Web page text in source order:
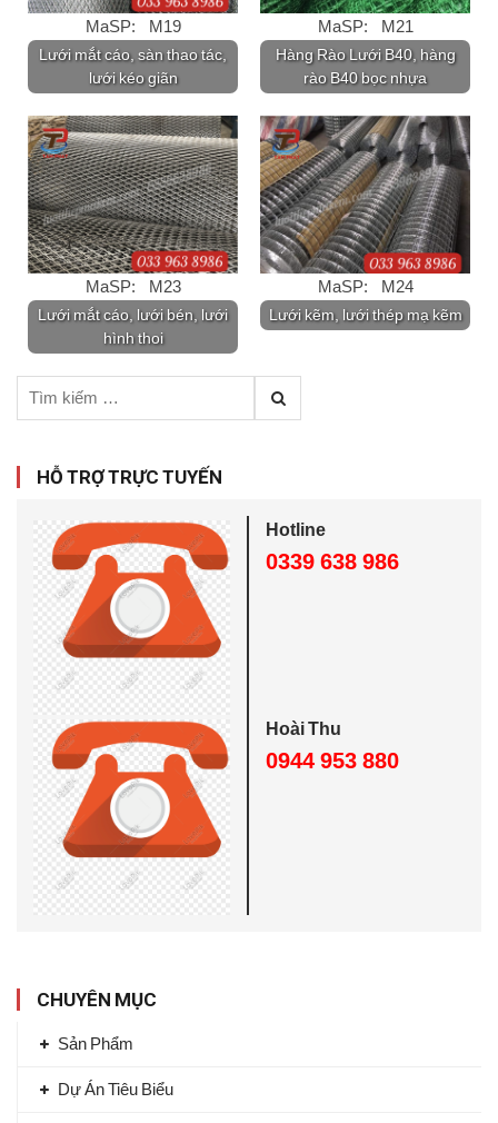
MaSP: M19
Lưới mắt cáo, sàn thao tác,
lưới kéo giãn
MaSP: M21
Hàng Rào Lưới B40, hàng
rào B40 bọc nhựa
MaSP: M23
Lưới mắt cáo, lưới bén, lưới
hình thoi
MaSP: M24
Lưới kẽm, lưới thép mạ kẽm
ì
k
HỖ TRỢ TRỰC TUYẾN
Hotline
0339 638 986
Hoài Thu
0944 953 880
CHUYÊN MỤC
Sản Phẩm
Dự Án Tiêu Biểu